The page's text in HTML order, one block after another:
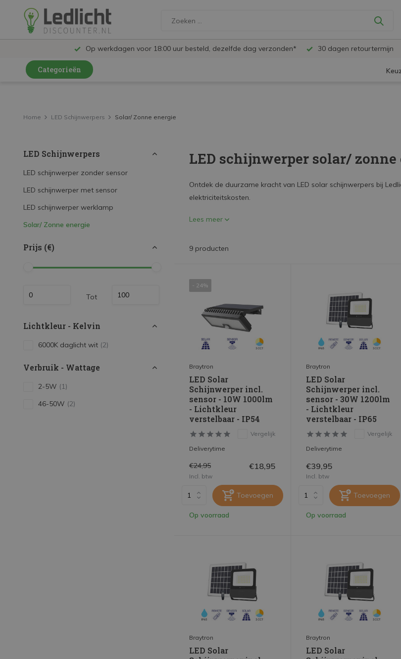
Op werkdagen voor 18:00 uur besteld, dezelfde dag verzonden* 30 dagen retourtermijn
Categorieën
LED Railspots
LED TL
LED Plafondlampen en Wandlampen
LED Schijnwerpers
LED High Bay lampen
LED Strips
Decoratieve verlichting
Installatiemateriaal
Home LED Schijnwerpers Solar/ Zonne energie
LED Schijnwerpers
LED schijnwerper zonder sensor
LED schijnwerper met sensor
LED schijnwerper werklamp
Solar/ Zonne energie
Prijs (€)
Tot
Lichtkleur - Kelvin
6000K daglicht wit (2)
Verbruik - Wattage
2-5W (1)
46-50W (2)
LED schijnwerper solar/ zonne
Ontdek de duurzame kracht van LED solar schijnwerpers bij
elektriciteitskosten.
Lees meer
9 producten
- 24%
Braytron
LED Solar
Schijnwerper incl.
sensor - 10W 1000lm
- Lichtkleur
verstelbaar - IP54
Vergelijk
Deliverytime
€24,95 €18,95
Incl. btw
Toevoegen
Op voorraad
Braytron
LED Solar
Schijnwerper incl.
sensor - 30W 1200lm
- Lichtkleur
verstelbaar - IP65
Vergelijk
Deliverytime
€39,95
Incl. btw
Toevoegen
Op voorraad
Braytron
LED Solar
Braytron
LED Solar